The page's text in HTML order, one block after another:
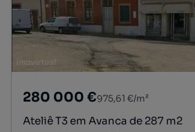
280 000 €975,61 €/m²
Ateliê T3 em Avanca de 287 m2